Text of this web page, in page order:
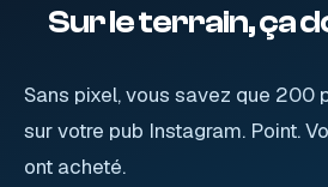
Sur le terrain, ça
Sans pixel, vous savez que 200
sur votre pub Instagram. Point.
ont acheté.